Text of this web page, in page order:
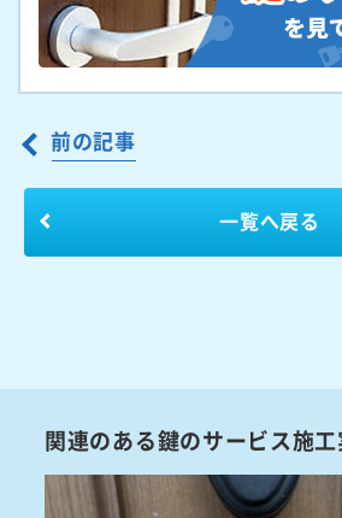
前の記事
一覧へ戻る
関連のある鍵のサービス施